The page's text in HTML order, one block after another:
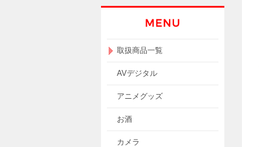
取扱商品一覧
AVデジタル
アニメグッズ
お酒
カメラ